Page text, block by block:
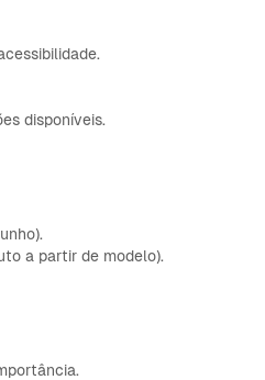
disponíveis.
a partir de modelo).